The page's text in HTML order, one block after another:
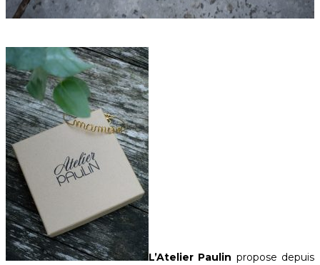
L’Atelier Paulin propose depuis